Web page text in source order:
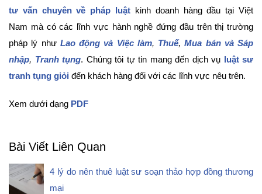
tư vấn chuyên về pháp luật kinh doanh hàng đầu tại Việt
Nam mà có các lĩnh vực hành nghề đứng đầu trên thị trường
pháp lý như Lao động và Việc làm, Thuế,Mua bán và Sáp
nhập, Tranh tụng. Chúng tôi tự tin mang đến dịch vụ luật sư
tranh tụng giỏi đến khách hàng đối với các lĩnh vực nêu trên.
Xem dưới dạng PDF
Bài Viết Liên Quan
4 lý do nên thuê luật sư soạn thảo hợp đồng thương
mại